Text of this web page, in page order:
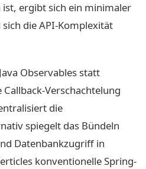
ergibt sich ein minimaler
die API-Komplexität
Observables statt
Verschachtelung
die
spiegelt das Bündeln
Datenbankzugriff in
konventionelle Spring-